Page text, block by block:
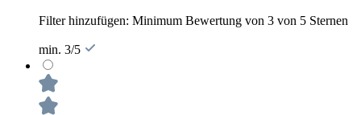
Filter hinzufügen: Minimum Bewertung von 3 von 5 Sternen
min. 3/5